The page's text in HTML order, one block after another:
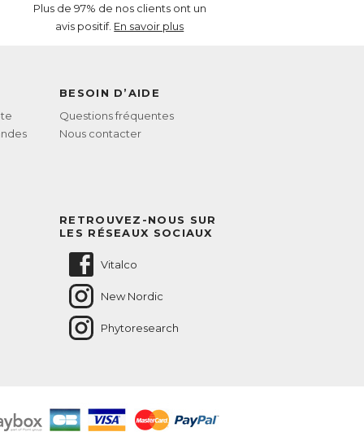
Plus de 97% de nos clients ont un
avis positif. En savoir plus
BESOIN D’AIDE
Questions fréquentes
Nous contacter
RETROUVEZ-NOUS SUR
LES RÉSEAUX SOCIAUX
Vitalco
New Nordic
Phytoresearch